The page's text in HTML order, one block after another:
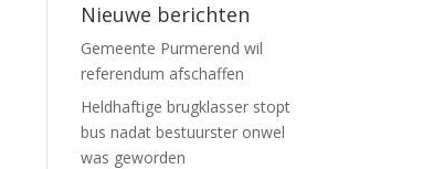
Nieuwe berichten
Gemeente Purmerend wil
referendum afschaffen
Heldhaftige brugklasser stopt
bus nadat bestuurster onwel
was geworden